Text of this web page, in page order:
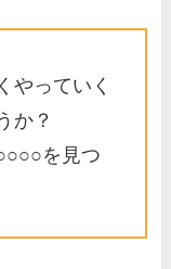
やっていく
か？
を見つ